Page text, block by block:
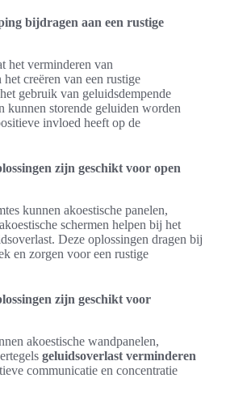
bijdragen aan een rustige
het verminderen van
creëren van een rustige
gebruik van geluidsdempende
kunnen storende geluiden worden
invloed heeft op de
zijn geschikt voor open
kunnen akoestische panelen,
schermen helpen bij het
Deze oplossingen dragen bij
en zorgen voor een rustige
zijn geschikt voor
akoestische wandpanelen,
geluidsoverlast verminderen
communicatie en concentratie